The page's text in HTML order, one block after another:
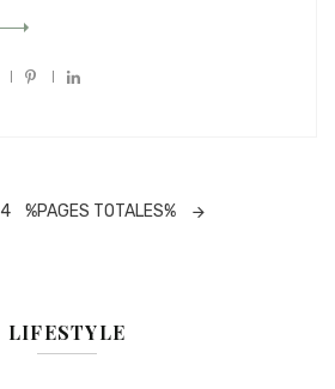
4 %PAGES TOTALES%
LIFESTYLE